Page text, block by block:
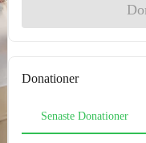
Donationer
Senaste Donationer